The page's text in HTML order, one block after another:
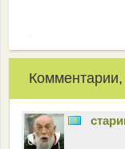
Комментарии,